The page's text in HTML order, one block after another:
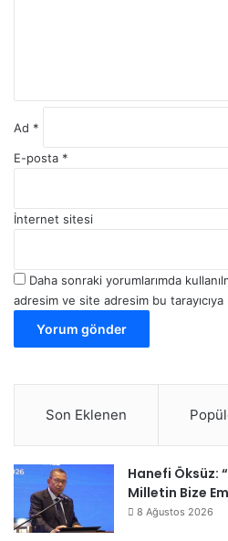
Ad *
E-posta *
İnternet sitesi
Daha sonraki yorumlarımda
adresim ve site adresim bu
Son Eklenen
Hanefi Öksüz:
Milletin Bize
8 Ağustos 2026